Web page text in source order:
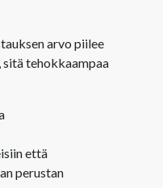
arvo piilee
sitä tehokkaampaa
että
perustan